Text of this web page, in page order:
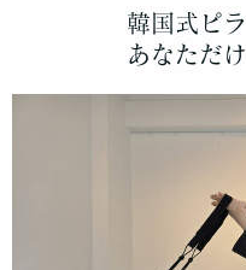
韓国式ピ
あなただ